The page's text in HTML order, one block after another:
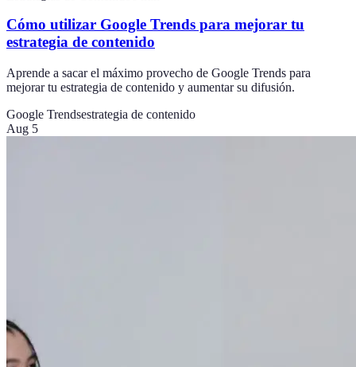
Cómo utilizar Google Trends para mejorar tu
estrategia de contenido
Aprende a sacar el máximo provecho de Google Trends para
mejorar tu estrategia de contenido y aumentar su difusión.
Google Trendsestrategia de contenido
Aug 5